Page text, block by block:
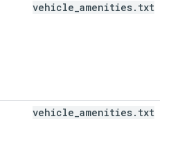
vehicle amenities. txt
vehicle amenities. txt